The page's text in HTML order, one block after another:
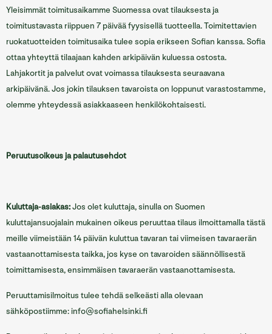
Yleisimmät toimitusaikamme Suomessa ovat tilauksesta ja
toimitustavasta riippuen 7 päivää fyysisellä tuotteella. Toimitettavien
ruokatuotteiden toimitusaika tulee sopia erikseen Sofian kanssa. Sofia
ottaa yhteyttä tilaajaan kahden arkipäivän kuluessa ostosta.
Lahjakortit ja palvelut ovat voimassa tilauksesta seuraavana
arkipäivänä. Jos jokin tilauksen tavaroista on loppunut varastostamme,
olemme yhteydessä asiakkaaseen henkilökohtaisesti.
Peruutusoikeus ja palautusehdot
Kuluttaja-asiakas:Jos olet kuluttaja, sinulla on Suomen
kuluttajansuojalain mukainen oikeus peruuttaa tilaus ilmoittamalla tästä
meille viimeistään 14 päivän kuluttua tavaran tai viimeisen tavaraerän
vastaanottamisesta taikka, jos kyse on tavaroiden säännöllisestä
toimittamisesta, ensimmäisen tavaraerän vastaanottamisesta.
Peruuttamisilmoitus tulee tehdä selkeästi alla olevaan
sähköpostiimme: info@sofiahelsinki.fi